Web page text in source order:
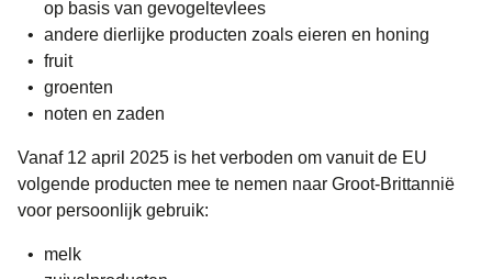
op basis van gevogeltevlees
andere dierlijke producten zoals eieren en honing
fruit
groenten
noten en zaden
Vanaf 12 april 2025 is het verboden om vanuit de EU
volgende producten mee te nemen naar Groot-Brittannië
voor persoonlijk gebruik:
melk